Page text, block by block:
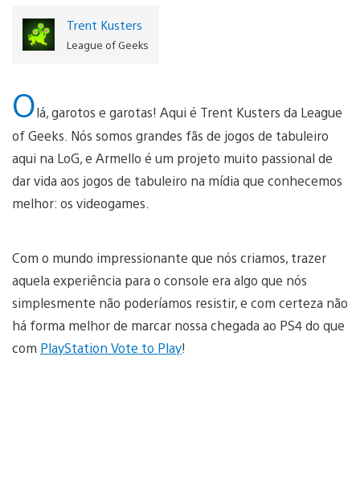
Trent Kusters
League of Geeks
Olá, garotos e garotas! Aqui é Trent Kusters da League
of Geeks. Nós somos grandes fãs de jogos de tabuleiro
aqui na LoG, e Armello é um projeto muito passional de
dar vida aos jogos de tabuleiro na mídia que conhecemos
melhor: os videogames.
Com o mundo impressionante que nós criamos, trazer
aquela experiência para o console era algo que nós
simplesmente não poderíamos resistir, e com certeza não
há forma melhor de marcar nossa chegada ao PS4 do que
com PlayStation Vote to Play!